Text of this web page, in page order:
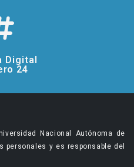
Digital
24
Nacional Autónoma de
personales y es responsable del